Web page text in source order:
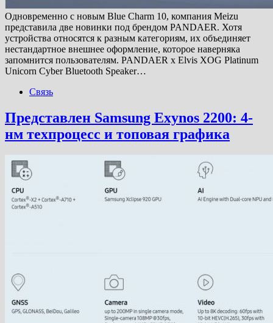
Одновременно с новым Blue Charm 10, компания Meizu
представила две новинки под брендом PANDAER. Хотя
устройства относятся к разным категориям, их объединяет
нестандартное внешнее оформление, которое наверняка
запомнится пользователям. PANDAER x Elvis XOG Platinum
Unicorn Cyber Bluetooth ​​Speaker…
Связь
Представлен Samsung Exynos 2200: 4-
нм техпроцесс и топовая графика